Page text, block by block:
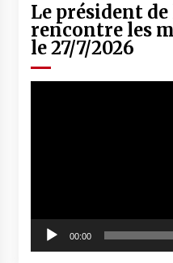
Le président
rencontre les
le 27/7/2026
00:00